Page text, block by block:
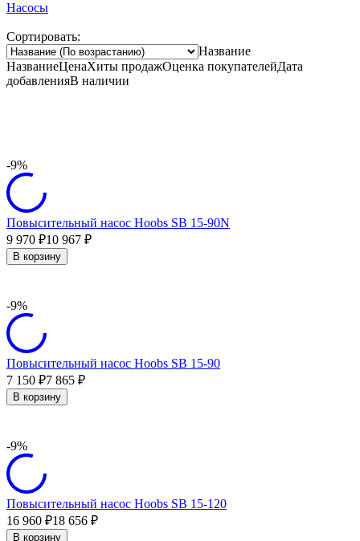
Насосы
Сортировать:
Название
НазваниеЦенаХиты продажОценка покупателейДата
добавленияВ наличии
-9%
Повысительный насос Hoobs SB 15-90N
9 970 ₽10 967 ₽
В корзину
-9%
Повысительный насос Hoobs SB 15-90
7 150 ₽7 865 ₽
В корзину
-9%
Повысительный насос Hoobs SB 15-120
16 960 ₽18 656 ₽
В корзину